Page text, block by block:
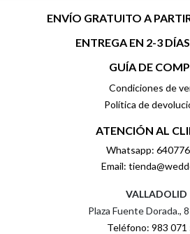
ENVÍO GRATUITO A
ENTREGA EN 2-3
GUÍA DE
Condiciones de
Política de
ATENCIÓN AL
Whatsapp:
Email:
VALLADOLID
Plaza Fuente Dorada.,
Teléfono: 983 071